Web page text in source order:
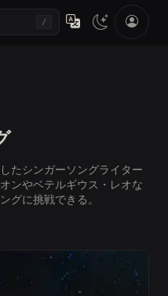
/
たシンガーソングライター
ンやベテルギウス・レオな
グに挑戦できる。